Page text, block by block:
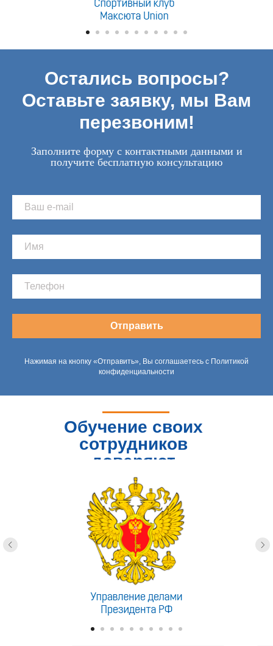
Остались вопросы?
Оставьте заявку, мы Вам
перезвоним!
Заполните форму с контактными данными и
получите бесплатную консультацию
Отправить
Нажимая на кнопку «Отправить», Вы соглашаетесь с Политикой
конфиденциальности
Обучение своих
сотрудников
доверяют